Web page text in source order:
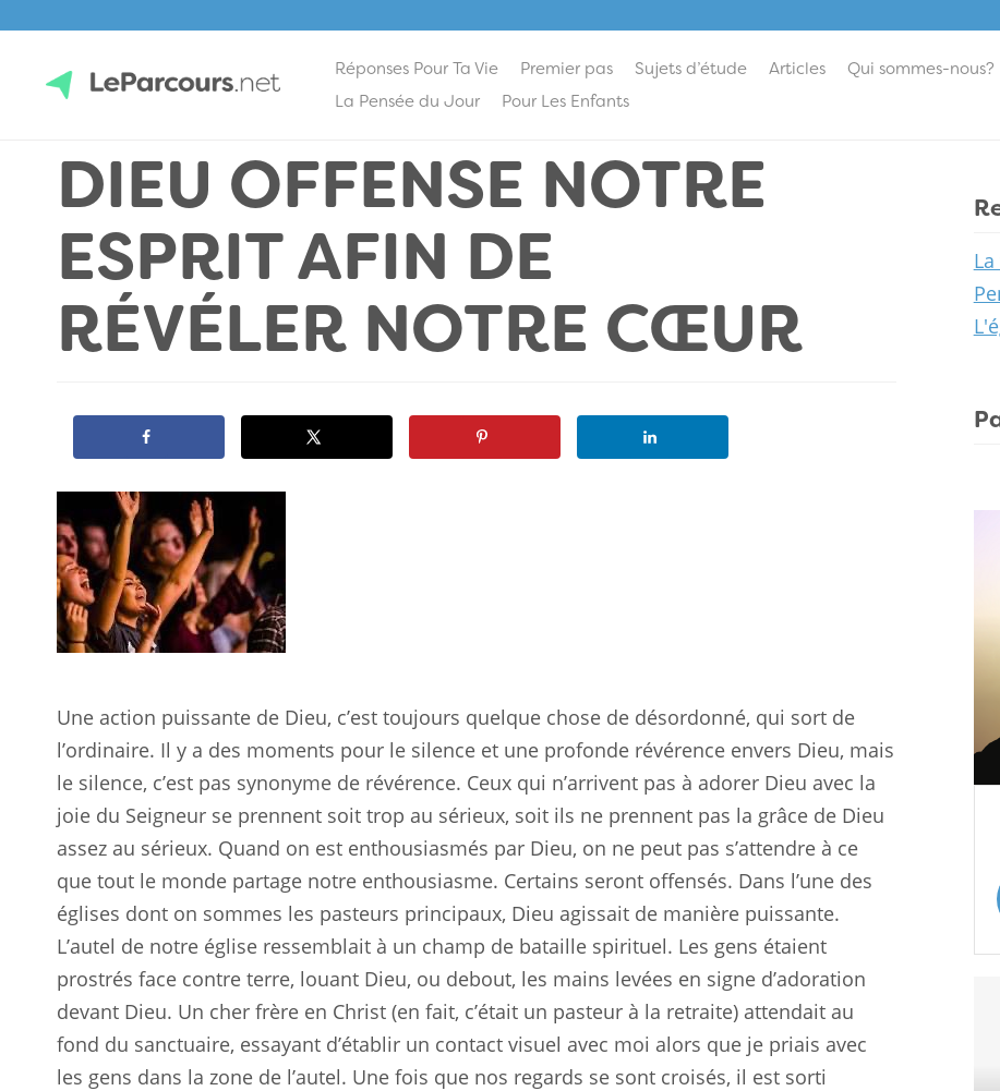
contentLeParcours.net
Réponses Pour Ta Vie Premier pas Sujets d’étude Articles Qui sommes-nous?
La Pensée du Jour
Pour Les Enfants
DIEU OFFENSE NOTRE
ESPRIT AFIN DE
RÉVÉLER NOTRE CŒUR
Une action puissante de Dieu, c’est toujours quelque chose de désordonné, qui sort de
l’ordinaire. Il y a des moments pour le silence et une profonde révérence envers Dieu, mais
le silence, c’est pas synonyme de révérence. Ceux qui n’arrivent pas à adorer Dieu avec la
joie du Seigneur se prennent soit trop au sérieux, soit ils ne prennent pas la grâce de Dieu
assez au sérieux. Quand on est enthousiasmés par Dieu, on ne peut pas s’attendre à ce
que tout le monde partage notre enthousiasme. Certains seront offensés. Dans l’une des
églises dont on sommes les pasteurs principaux, Dieu agissait de manière puissante.
L’autel de notre église ressemblait à un champ de bataille spirituel. Les gens étaient
prostrés face contre terre, louant Dieu, ou debout, les mains levées en signe d’adoration
devant Dieu. Un cher frère en Christ (en fait, c’était un pasteur à la retraite) attendait au
fond du sanctuaire, essayant d’établir un contact visuel avec moi alors que je priais avec
les gens dans la zone de l’autel. Une fois que nos regards se sont croisés, il est sorti